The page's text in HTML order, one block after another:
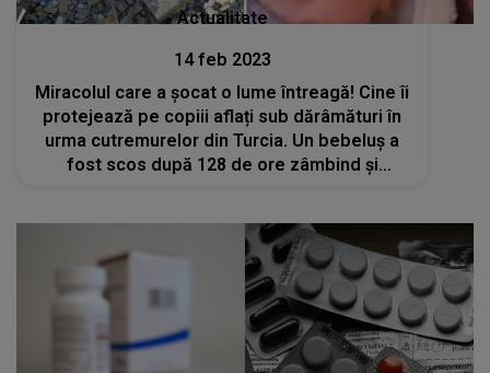
Actualitate
14 feb 2023
Miracolul care a șocat o lume întreagă! Cine îi
protejează pe copiii aflați sub dărâmături în
urma cutremurelor din Turcia. Un bebeluș a
fost scos după 128 de ore zâmbind și